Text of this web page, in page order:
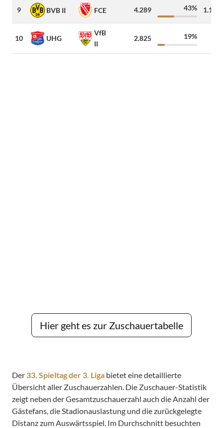
9 BVB II FCE 4.289 43% 1.103
10 UHG
VfB
II
2.825 19%
Hier geht es zur Zuschauertabelle
Der 33. Spieltag der 3. Liga bietet eine detaillierte
Übersicht aller Zuschauerzahlen. Die Zuschauer-Statistik
zeigt neben der Gesamtzuschauerzahl auch die Anzahl der
Gästefans, die Stadionauslastung und die zurückgelegte
Distanz zum Auswärtsspiel. Im Durchschnitt besuchten